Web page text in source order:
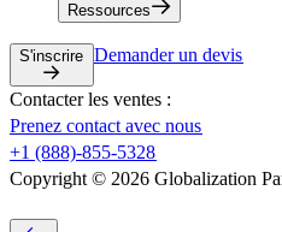
Ressources​​
S'inscrire​​ Demander un devis​​
Contacter les ventes :​​
Prenez contact avec nous​​
+1 (888)-855-5328​​
Copyright © 2026 Globalization